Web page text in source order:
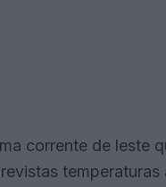
corrente de leste